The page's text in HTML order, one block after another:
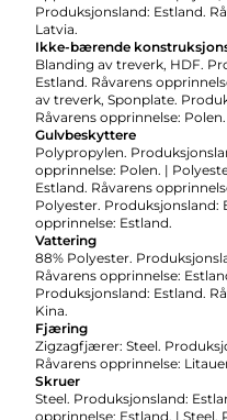
Produksjonsland: Estland.
Latvia.
Ikke-bærende
Blanding av treverk, HDF.
Estland. Råvarens
av treverk, Sponplate.
Råvarens opprinnelse: Polen.
Gulvbeskyttere
Polypropylen.
opprinnelse: Polen. |
Estland. Råvarens
Polyester. Produksjonsland:
opprinnelse: Estland.
Vattering
88% Polyester.
Råvarens opprinnelse:
Produksjonsland: Estland.
Kina.
Fjæring
Zigzagfjærer: Steel.
Råvarens opprinnelse:
Skruer
Steel. Produksjonsland:
opprinnelse: Estland. | Steel.